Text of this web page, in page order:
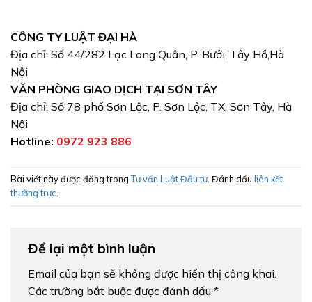
CÔNG TY LUẬT ĐẠI HÀ
Địa chỉ: Số 44/282 Lạc Long Quân, P. Bưởi, Tây Hồ,Hà
Nội
VĂN PHÒNG GIAO DỊCH TẠI SƠN TÂY
Địa chỉ: Số 78 phố Sơn Lộc, P. Sơn Lộc, TX. Sơn Tây, Hà
Nội
Hotline: 0972 923 886
Bài viết này được đăng trongTư vấn Luật Đầu tư. Đánh dấu liên kết
thường trực
Để lại một bình luận
Email của bạn sẽ không được hiển thị công khai.
Các trường bắt buộc được đánh dấu *